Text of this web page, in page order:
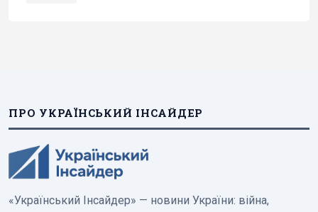
ПРО УКРАЇНСЬКИЙ ІНСАЙДЕР
«Український Інсайдер» — новини України: війна,